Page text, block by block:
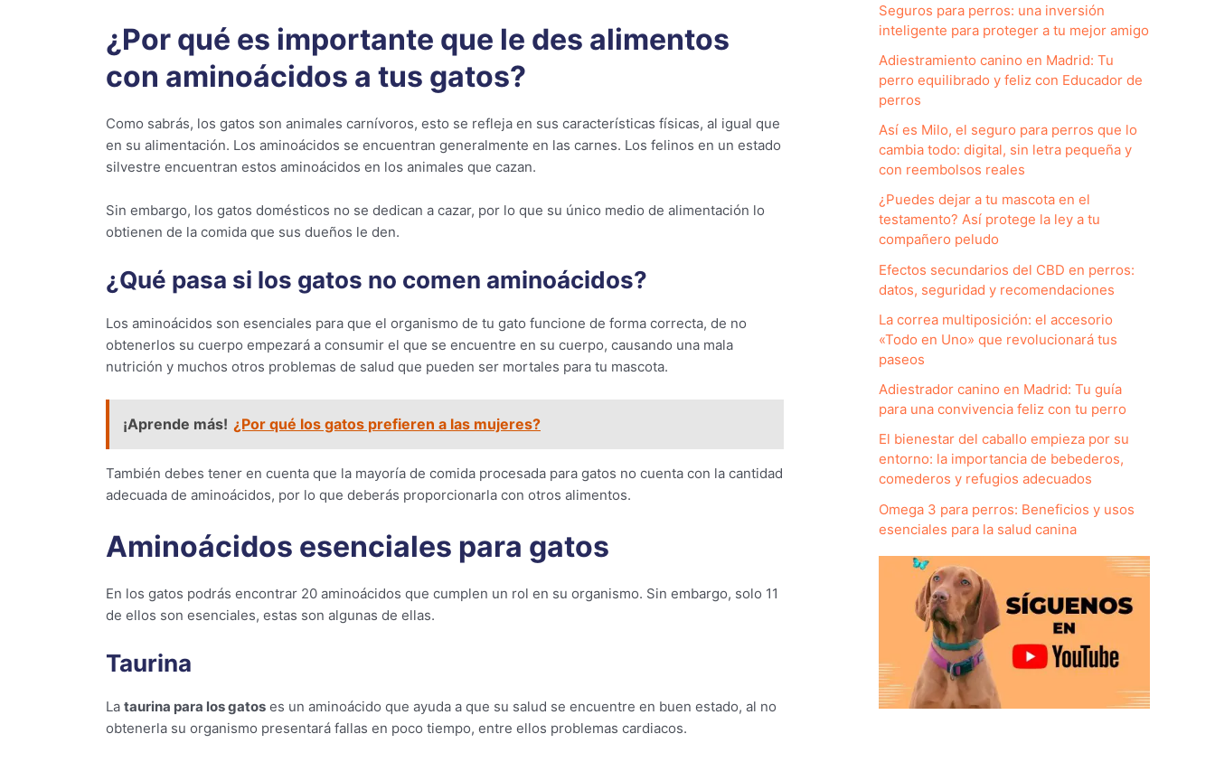
¿Por qué es importante que le des alimentos
con aminoácidos a tus gatos?
Como sabrás, los gatos son animales carnívoros, esto se refleja en sus características físicas, al igual que
en su alimentación. Los aminoácidos se encuentran generalmente en las carnes. Los felinos en un estado
silvestre encuentran estos aminoácidos en los animales que cazan.
Sin embargo, los gatos domésticos no se dedican a cazar, por lo que su único medio de alimentación lo
obtienen de la comida que sus dueños le den.
¿Qué pasa si los gatos no comen aminoácidos?
Los aminoácidos son esenciales para que el organismo de tu gato funcione de forma correcta, de no
obtenerlos su cuerpo empezará a consumir el que se encuentre en su cuerpo, causando una mala
nutrición y muchos otros problemas de salud que pueden ser mortales para tu mascota.
¡Aprende más! ¿Por qué los gatos prefieren a las mujeres?
También debes tener en cuenta que la mayoría de comida procesada para gatos no cuenta con la cantidad
adecuada de aminoácidos, por lo que deberás proporcionarla con otros alimentos.
Aminoácidos esenciales para gatos
En los gatos podrás encontrar 20 aminoácidos que cumplen un rol en su organismo. Sin embargo, solo 11
de ellos son esenciales, estas son algunas de ellas.
Taurina
La taurina para los gatos es un aminoácido que ayuda a que su salud se encuentre en buen estado, al no
obtenerla su organismo presentará fallas en poco tiempo, entre ellos problemas cardiacos.
Seguros para perros: una inversión
inteligente para proteger a tu mejor amigo
Adiestramiento canino en Madrid: Tu
perro equilibrado y feliz con Educador de
perros
Así es Milo, el seguro para perros que lo
cambia todo: digital, sin letra pequeña y
con reembolsos reales
¿Puedes dejar a tu mascota en el
testamento? Así protege la ley a tu
compañero peludo
Efectos secundarios del CBD en perros:
datos, seguridad y recomendaciones
La correa multiposición: el accesorio
«Todo en Uno» que revolucionará tus
paseos
Adiestrador canino en Madrid: Tu guía
para una convivencia feliz con tu perro
El bienestar del caballo empieza por su
entorno: la importancia de bebederos,
comederos y refugios adecuados
Omega 3 para perros: Beneficios y usos
esenciales para la salud canina